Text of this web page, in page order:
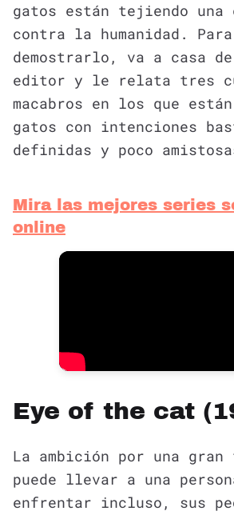
gatos están tejiendo una
contra la humanidad. Para
demostrarlo, va a casa
editor y le relata tres
macabros en los que
gatos con intenciones
definidas y poco
Mira las mejores series
online
Eye of the cat
La ambición por una gran
puede llevar a una
enfrentar incluso, sus